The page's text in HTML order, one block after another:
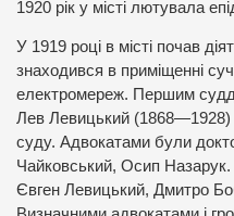
1920 рік у місті лютувала
У 1919 році в місті почав
знаходився в приміщенні
електромереж. Першим
Лев Левицький (1868—1928)
суду. Адвокатами були
Чайковський, Осип
Євген Левицький, Дмитро